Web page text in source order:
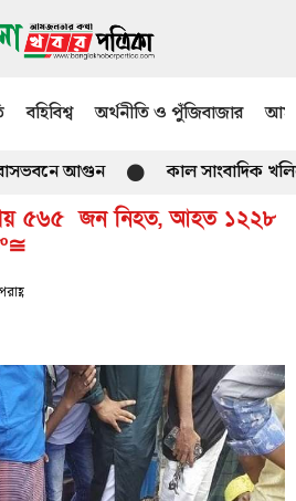
বহিবিশ্ব অর্থনীতি ও পুঁজিবাজার
আগুন কাল সাংবাদিক খলিল
৫৬৫ জন নিহত, আহত ১২২৮